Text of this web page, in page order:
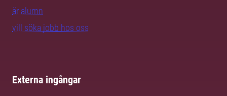
är alumn
vill söka jobb hos oss
Externa ingångar